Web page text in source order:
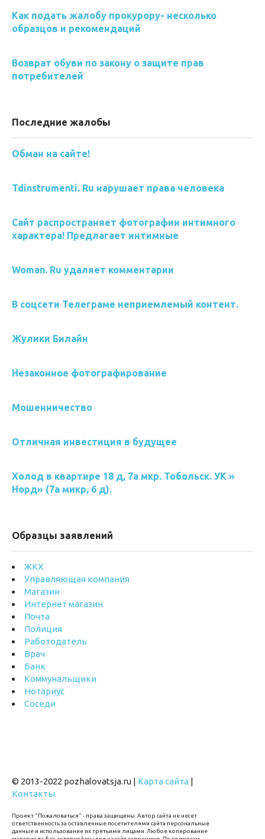
Как подать жалобу прокурору- несколько
образцов и рекомендаций
Возврат обуви по закону о защите прав
потребителей
Последние жалобы
Обман на сайте!
Tdinstrumenti. Ru нарушает права человека
Сайт распространяет фотографии интимного
характера! Предлагает интимные
Woman. Ru удаляет комментарии
В соцсети Телеграме неприемлемый контент.
Жулики Билайн
Незаконное фотографирование
Мошенничество
Отличная инвестиция в будущее
Холод в квартире 18 д, 7а мкр. Тобольск. УК »
Норд» (7а микр, 6 д).
Образцы заявлений
ЖКХ
Управляющая компания
Магазин
Интернет магазин
Почта
Полиция
Работодатель
Врач
Банк
Коммунальщики
Нотариус
Соседи
© 2013-2022 pozhalovatsja.ru | Карта сайта |
Контакты
Проект "Пожаловаться" - права защищены. Автор сайта не несет
ответственность за оставленные посетителями сайта персональные
данные и использование их третьими лицами. Любое копирование